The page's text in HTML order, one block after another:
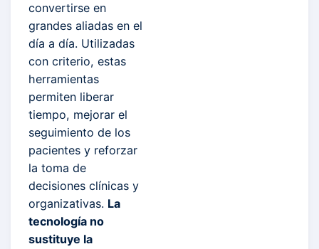
convertirse en
grandes aliadas en el
día a día. Utilizadas
con criterio, estas
herramientas
permiten liberar
tiempo, mejorar el
seguimiento de los
pacientes y reforzar
la toma de
decisiones clínicas y
organizativas. La
tecnología no
sustituye la